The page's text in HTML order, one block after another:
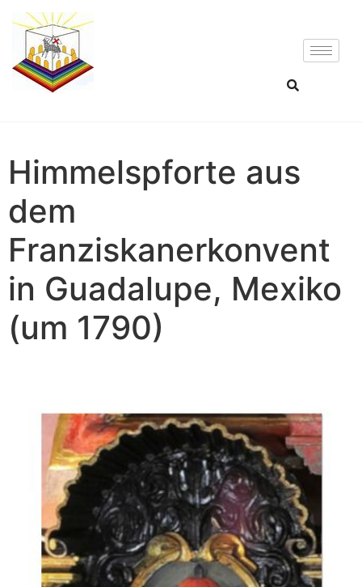
Himmelspforte aus
dem
Franziskanerkonvent
in Guadalupe, Mexiko
(um 1790)